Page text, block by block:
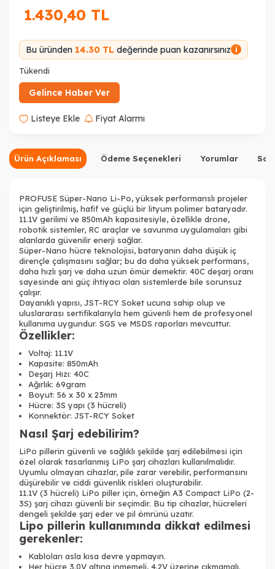
1.430,40 TL
Bu üründen 14.30 TL değerinde puan kazanırsınız i
Tükendi
Gelince Haber Ver
Listeye Ekle Fiyat Alarmı
Ürün Açıklaması Ödeme Seçenekleri Yorumlar
PROFUSE Süper-Nano Li-Po, yüksek performanslı projeler
için geliştirilmiş, hafif ve güçlü bir lityum polimer bataryadır.
11.1V gerilimi ve 850mAh kapasitesiyle, özellikle drone,
robotik sistemler, RC araçlar ve savunma uygulamaları gibi
alanlarda güvenilir enerji sağlar.
Süper-Nano hücre teknolojisi, bataryanın daha düşük iç
dirençle çalışmasını sağlar; bu da daha yüksek performans,
daha hızlı şarj ve daha uzun ömür demektir. 40C deşarj oranı
sayesinde ani güç ihtiyacı olan sistemlerde bile sorunsuz
çalışır.
Dayanıklı yapısı, JST-RCY Soket ucuna sahip olup ve
uluslararası sertifikalarıyla hem güvenli hem de profesyonel
kullanıma uygundur. SGS ve MSDS raporları mevcuttur.
Özellikler:
Voltaj: 11.1V
Kapasite: 850mAh
Deşarj Hızı: 40C
Ağırlık: 69gram
Boyut: 56 x 30 x 23mm
Hücre: 3S yapı (3 hücreli)
Konnektör: JST-RCY Soket
Nasıl Şarj edebilirim?
LiPo pillerin güvenli ve sağlıklı şekilde şarj edilebilmesi için
özel olarak tasarlanmış LiPo şarj cihazları kullanılmalıdır.
Uyumlu olmayan cihazlar, pile zarar verebilir, performansını
düşürebilir ve ciddi güvenlik riskleri oluşturabilir.
11.1V (3 hücreli) LiPo piller için, örneğin A3 Compact LiPo (2-
3S) şarj cihazı güvenli bir seçimdir. Bu tip cihazlar, hücreleri
dengeli şekilde şarj eder ve pil ömrünü uzatır.
Lipo pillerin kullanımında dikkat edilmesi
gerekenler:
Kabloları asla kısa devre yapmayın.
Her hücre 3.0V altına inmemeli, 4.2V üzerine çıkmamalı.